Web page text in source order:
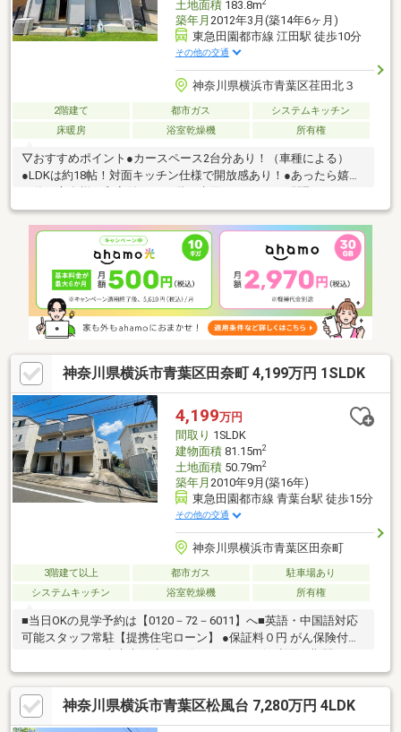
土地面積183.8m
築年月 2012年3月(築14年6ヶ月)
東急田園都市線 江田駅 徒歩10分
その他の交通
神奈川県横浜市青葉区荏田北３
2階建て 都市ガス
システムキッチン
床暖房
浴室乾燥機 所有権
▽おすすめポイント●カースペース2台分あり！（車種による）
●LDKは約18帖！対面キッチン仕様で開放感あり！●あったら嬉し
や小屋裏収納など各所に収納スペースあり！●南東向きバルコニ
ーになり陽当り良好！●床暖房・食洗機・浴室暖房乾燥機など設
備豊富！▽アクセス東急田園都市線「江田」駅徒歩10分東急田園
都市線「市が尾」駅徒歩15分東急田園都市線・横浜市営地下鉄ブ
ルーライン「あざみ野」駅徒歩22分─── リストはお住まい探しの
お悩み、ご不安をサポート。・物件の詳細はお気軽にお問い合わ
せください！
神奈川県横浜市青葉区田奈町 4,199万円 1SLDK
4,199万円
間取り 1SLDK
建物面積81.15m2
土地面積50.79m2
築年月 2010年9月(築16年)
東急田園都市線 青葉台駅 徒歩15分
その他の交通
神奈川県横浜市青葉区田奈町
3階建て以上 都市ガス
駐車場あり
システムキッチン
浴室乾燥機 所有権
■当日OKの見学予約は【0120－72－6011】へ■英語・中国語対応
可能スタッフ常駐【提携住宅ローン】 ●保証料０円 がん保険付の
年 変動金利0.575%（審査条件有り）も利用可能たくさんのお客
様からのお言葉に感謝してこれからも楽しく素敵なお家探しをお
約束します。お家探しを始めてみようと思われたらまずは、お気
軽に東宝ハウス町田に相談してみませんか？何も決まっていなく
神奈川県横浜市青葉区松風台 7,280万円 4LDK